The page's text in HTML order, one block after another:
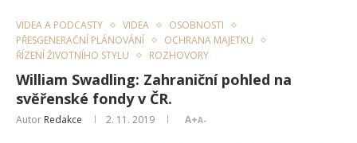
VIDEA A PODCASTY VIDEA
OSOBNOSTI
PŘESGENERAČNÍ PLÁNOVÁNÍ
OCHRANA MAJETKU
ŘÍZENÍ ŽIVOTNÍHO STYLU
ROZHOVORY
William Swadling: Zahraniční pohled na
svěřenské fondy v ČR.
Autor Redakce 2. 11. 2019 A+A-